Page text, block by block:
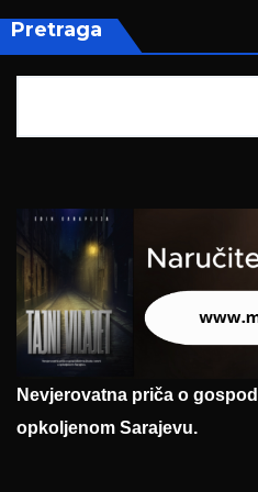
Pretraga
Nevjerovatna priča o
opkoljenom Sarajevu.